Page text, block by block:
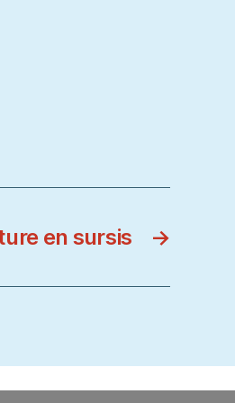
→
en sursis